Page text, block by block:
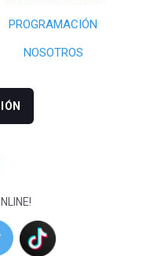
PROGRAMACIÓN
NOSOTROS